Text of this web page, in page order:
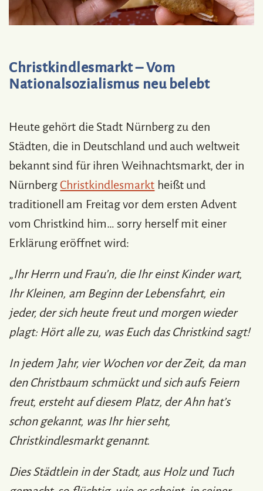
Christkindlesmarkt – Vom
Nationalsozialismus neu belebt
Heute gehört die Stadt Nürnberg zu den
Städten, die in Deutschland und auch weltweit
bekannt sind für ihren Weihnachtsmarkt, der in
NürnbergChristkindlesmarkt heißt und
traditionell am Freitag vor dem ersten Advent
vom Christkind him… sorry herself mit einer
Erklärung eröffnet wird:
„Ihr Herrn und Frau’n, die Ihr einst Kinder wart,
Ihr Kleinen, am Beginn der Lebensfahrt, ein
jeder, der sich heute freut und morgen wieder
plagt: Hört alle zu, was Euch das Christkind sagt!
In jedem Jahr, vier Wochen vor der Zeit, da man
den Christbaum schmückt und sich aufs Feiern
freut, ersteht auf diesem Platz, der Ahn hat’s
schon gekannt, was Ihr hier seht,
Christkindlesmarkt genannt.
Dies Städtlein in der Stadt, aus Holz und Tuch